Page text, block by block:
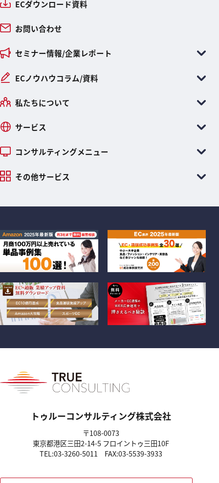
ECダウンロード資料
お問い合わせ
セミナー情報/企業レポート
ECノウハウコラム/資料
私たちについて
サービス
コンサルティングメニュー
その他サービス
トゥルーコンサルティング株式会社
〒108-0073
東京都港区三田2-14-5 フロイントゥ三田10F
TEL:03-3260-5011
FAX:03-5539-3933